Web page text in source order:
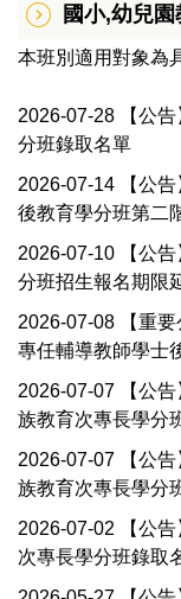
國小,幼兒
本班別適用對象為
2026-07-28
【公
分班錄取名單
2026-07-14
【公
後教育學分班第二
2026-07-10
【公
分班招生報名期限
2026-07-08
【重
專任輔導教師學士
2026-07-07
【公
族教育次專長學分
2026-07-07
【公
族教育次專長學分
2026-07-02
【公
次專長學分班錄取